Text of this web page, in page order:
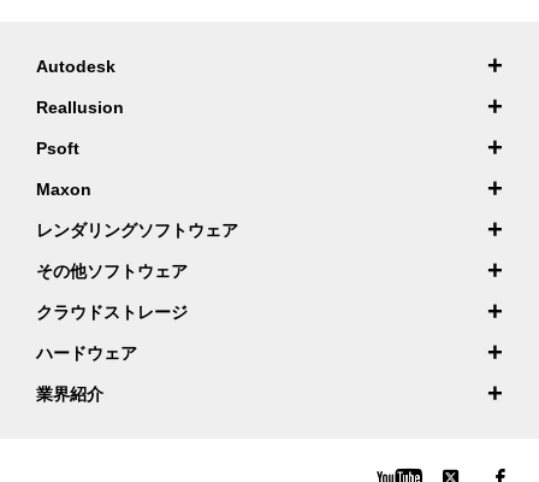
Autodesk +
Reallusion +
Psoft +
Maxon +
レンダリングソフトウェア +
その他ソフトウェア +
クラウドストレージ +
ハードウェア +
業界紹介 +